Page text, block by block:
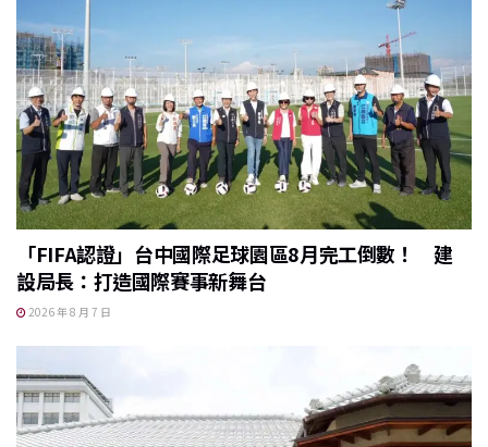
「FIFA認證」台中國際足球園區8月完工倒數！ 建
設局長：打造國際賽事新舞台
2026 年 8 月 7 日